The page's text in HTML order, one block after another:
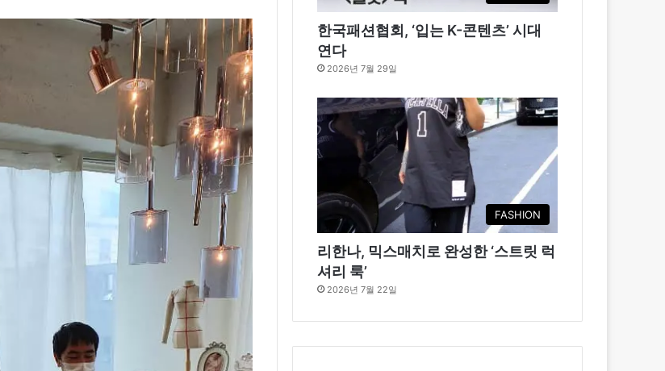
한국패션협회, ‘입는 K-콘텐츠’ 시대
연다
2026년 7월 29일
FASHION
리한나, 믹스매치로 완성한 ‘스트릿 럭
셔리 룩’
2026년 7월 22일